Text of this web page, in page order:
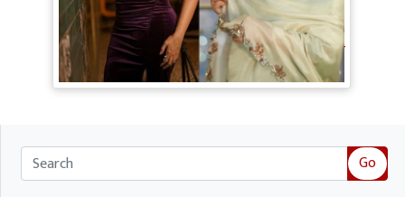
TV Gossip: 'तीखी मिर्ची' हैं Hina Khan,
सूपर्नखा रोल के लिए परफेक्ट; Rozalin Khan ने
छेड़ी नई बहस
Go